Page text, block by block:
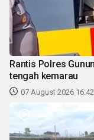
Rantis Polres
tengah kemarau
07 August 2026